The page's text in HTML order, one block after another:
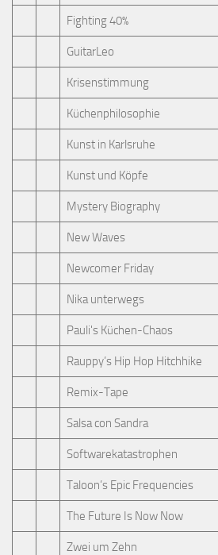
Fighting 40%
GuitarLeo
Krisenstimmung
Küchenphilosophie
Kunst in Karlsruhe
Kunst und Köpfe
Mystery Biography
New Waves
Newcomer Friday
Nika unterwegs
Pauli's Küchen-Chaos
Rauppy’s Hip Hop Hitchhike
Remix-Tape
Salsa con Sandra
Softwarekatastrophen
Taloon’s Epic Frequencies
The Future Is Now Now
Zwei um Zehn